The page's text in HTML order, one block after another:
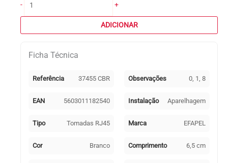
-
RJ45
Branco
+
ADICIONAR
Ficha Técnica
Referência 37455 CBR Observações 0, 1, 8
EAN 5603011182540 Instalação Aparelhagem
Tipo Tomadas RJ45 Marca EFAPEL
Cor Branco Comprimento 6,5 cm